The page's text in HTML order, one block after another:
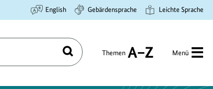
English Gebärdensprache Leichte Sprache
Suchen Themen
A
Menü